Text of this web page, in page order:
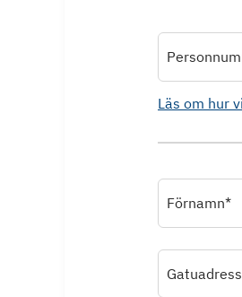
Läs om hur
Förnamn*